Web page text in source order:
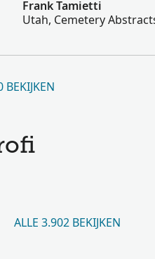
Frank Tamietti
Utah, Cemetery
BEKIJKEN
ALLE 3.902 BEKIJKEN